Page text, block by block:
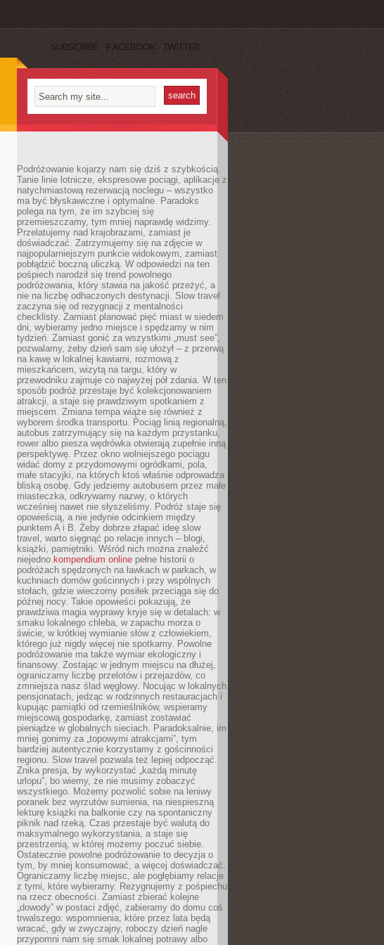
SUBSCRIBE FACEBOOK TWITTER
Podróżowanie kojarzy nam się dziś z szybkością.
Tanie linie lotnicze, ekspresowe pociągi, aplikacje z
natychmiastową rezerwacją noclegu – wszystko
ma być błyskawiczne i optymalne. Paradoks
polega na tym, że im szybciej się
przemieszczamy, tym mniej naprawdę widzimy.
Przelatujemy nad krajobrazami, zamiast je
doświadczać. Zatrzymujemy się na zdjęcie w
najpopularniejszym punkcie widokowym, zamiast
pobłądzić boczną uliczką. W odpowiedzi na ten
pośpiech narodził się trend powolnego
podróżowania, który stawia na jakość przeżyć, a
nie na liczbę odhaczonych destynacji. Slow travel
zaczyna się od rezygnacji z mentalności
checklisty. Zamiast planować pięć miast w siedem
dni, wybieramy jedno miejsce i spędzamy w nim
tydzień. Zamiast gonić za wszystkimi „must see”,
pozwalamy, żeby dzień sam się ułożył – z przerwą
na kawę w lokalnej kawiarni, rozmową z
mieszkańcem, wizytą na targu, który w
przewodniku zajmuje co najwyżej pół zdania. W ten
sposób podróż przestaje być kolekcjonowaniem
atrakcji, a staje się prawdziwym spotkaniem z
miejscem. Zmiana tempa wiąże się również z
wyborem środka transportu. Pociąg linią regionalną,
autobus zatrzymujący się na każdym przystanku,
rower albo piesza wędrówka otwierają zupełnie inną
perspektywę. Przez okno wolniejszego pociągu
widać domy z przydomowymi ogródkami, pola,
małe stacyjki, na których ktoś właśnie odprowadza
bliską osobę. Gdy jedziemy autobusem przez małe
miasteczka, odkrywamy nazwy, o których
wcześniej nawet nie słyszeliśmy. Podróż staje się
opowieścią, a nie jedynie odcinkiem między
punktem A i B. Żeby dobrze złapać ideę slow
travel, warto sięgnąć po relacje innych – blogi,
książki, pamiętniki. Wśród nich można znaleźć
niejedno kompendium online pełne historii o
podróżach spędzonych na ławkach w parkach, w
kuchniach domów gościnnych i przy wspólnych
stołach, gdzie wieczorny posiłek przeciąga się do
późnej nocy. Takie opowieści pokazują, że
prawdziwa magia wyprawy kryje się w detalach: w
smaku lokalnego chleba, w zapachu morza o
świcie, w krótkiej wymianie słów z człowiekiem,
którego już nigdy więcej nie spotkamy. Powolne
podróżowanie ma także wymiar ekologiczny i
finansowy. Zostając w jednym miejscu na dłużej,
ograniczamy liczbę przelotów i przejazdów, co
zmniejsza nasz ślad węglowy. Nocując w lokalnych
pensjonatach, jedząc w rodzinnych restauracjach i
kupując pamiątki od rzemieślników, wspieramy
miejscową gospodarkę, zamiast zostawiać
pieniądze w globalnych sieciach. Paradoksalnie, im
mniej gonimy za „topowymi atrakcjami”, tym
bardziej autentycznie korzystamy z gościnności
regionu. Slow travel pozwala też lepiej odpocząć.
Znika presja, by wykorzystać „każdą minutę
urlopu”, bo wiemy, że nie musimy zobaczyć
wszystkiego. Możemy pozwolić sobie na leniwy
poranek bez wyrzutów sumienia, na niespieszną
lekturę książki na balkonie czy na spontaniczny
piknik nad rzeką. Czas przestaje być walutą do
maksymalnego wykorzystania, a staje się
przestrzenią, w której możemy poczuć siebie.
Ostatecznie powolne podróżowanie to decyzja o
tym, by mniej konsumować, a więcej doświadczać.
Ograniczamy liczbę miejsc, ale pogłębiamy relacje
z tymi, które wybieramy. Rezygnujemy z pośpiechu
na rzecz obecności. Zamiast zbierać kolejne
„dowody” w postaci zdjęć, zabieramy do domu coś
trwalszego: wspomnienia, które przez lata będą
wracać, gdy w zwyczajny, roboczy dzień nagle
przypomni nam się smak lokalnej potrawy albo